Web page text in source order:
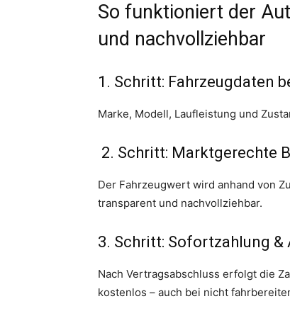
So funktioniert der
und nachvollziehbar
1. Schritt: Fahrzeugdaten
Marke, Modell, Laufleistung und
2. Schritt: Marktgerechte
Der Fahrzeugwert wird anhand von
transparent und nachvollziehbar.
3. Schritt: Sofortzahlung &
Nach Vertragsabschluss erfolgt die
kostenlos – auch bei nicht